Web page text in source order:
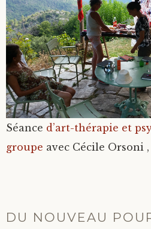
Séance d’art-thérapie et
groupe avec Cécile Orsoni
DU NOUVEAU